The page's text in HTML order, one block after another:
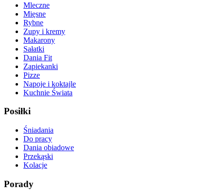
Mleczne
Mięsne
Rybne
Zupy i kremy
Makarony
Sałatki
Dania Fit
Zapiekanki
Pizze
Napoje i koktajle
Kuchnie Świata
Posiłki
Śniadania
Do pracy
Dania obiadowe
Przekąski
Kolacje
Porady